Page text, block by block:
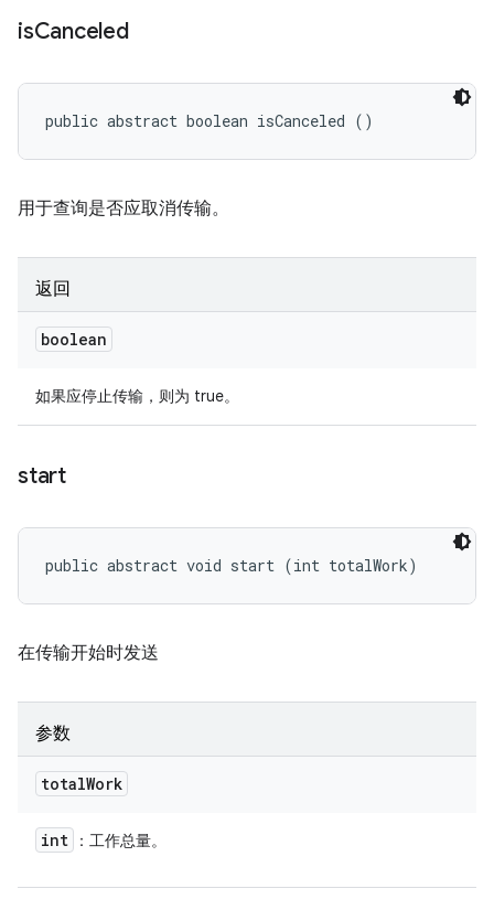
isCanceled
public abstract boolean isCanceled ()
用于查询是否应取消传输。
返回
boolean
如果应停止传输，则为 true。
start
public abstract void start (int totalWork)
在传输开始时发送
参数
totalWork
int ：工作总量。